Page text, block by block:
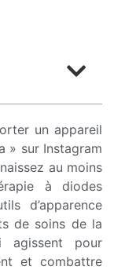
un appareil
» sur Instagram
au moins
à diodes
d’apparence
de soins de la
agissent pour
et combattre